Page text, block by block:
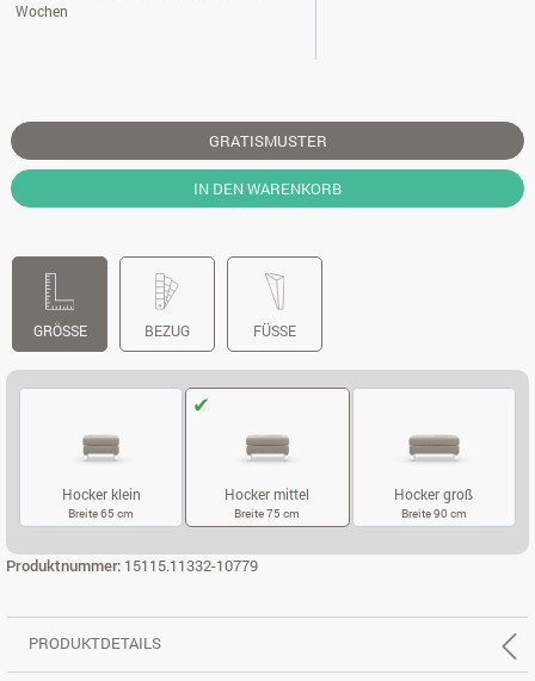
Wochen
GRATISMUSTER
IN DEN WARENKORB
GRÖSSE BEZUG FÜSSE
Hocker klein
Breite 65 cm
Hocker mittel
Breite 75 cm
Hocker groß
Breite 90 cm
Produktnummer: 15115.11332-10779
PRODUKTDETAILS